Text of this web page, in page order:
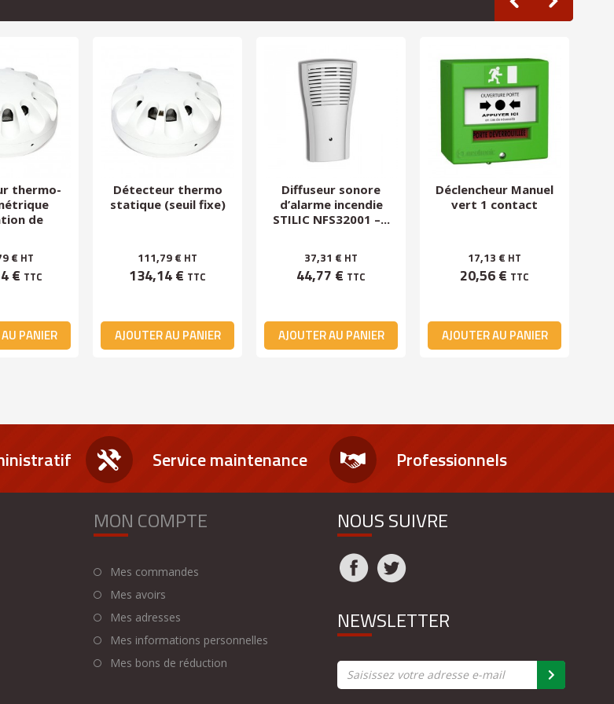
thermo-
de
€ HT
€ TTC
PANIER
Détecteur thermo
statique (seuil fixe)
111,79 € HT
134,14 € TTC
AJOUTER AU PANIER
Diffuseur sonore
d’alarme incendie
STILIC NFS32001 –...
37,31 € HT
44,77 € TTC
AJOUTER AU PANIER
Déclencheur Manuel
vert 1 contact
17,13 € HT
20,56 € TTC
AJOUTER AU PANIER
Service maintenance Professionnels
MON COMPTE
Mes commandes
Mes avoirs
Mes adresses
Mes informations personnelles
Mes bons de réduction
NOUS SUIVRE
NEWSLETTER